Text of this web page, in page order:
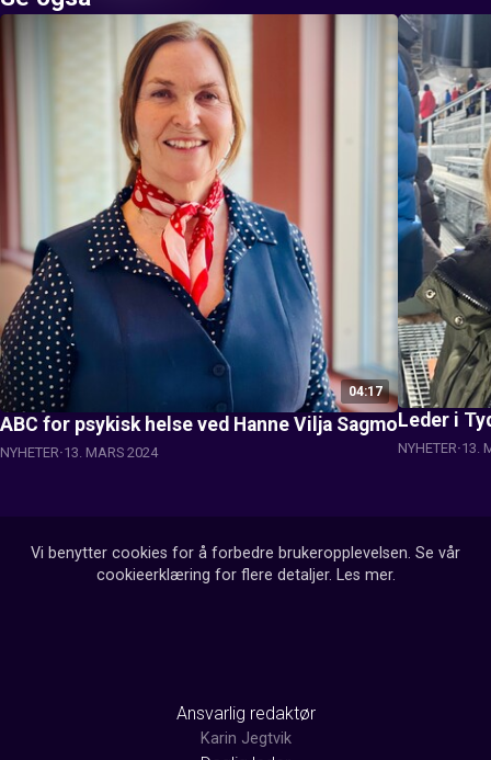
04:17
ABC for psykisk helse ved Hanne Vilja Sagmo
NYHETER 13. MARS 2024
Leder i
NYHETER 13.
Vi benytter cookies for å forbedre brukeropplevelsen. Se vår
cookieerklæring for flere detaljer. Les mer.
Ansvarlig redaktør
Karin Jegtvik